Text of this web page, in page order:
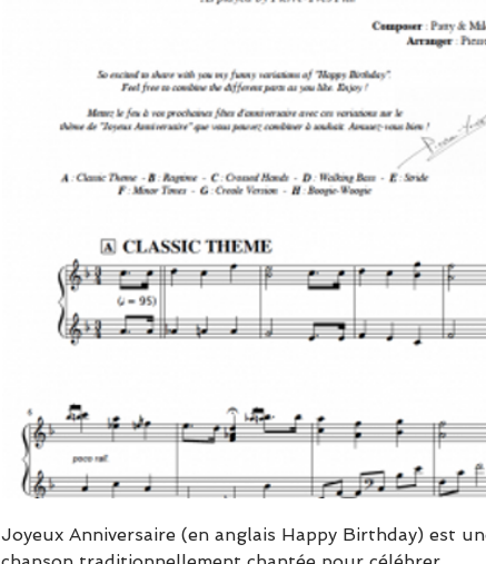
Joyeux Anniversaire (en anglais Happy Birthday) est